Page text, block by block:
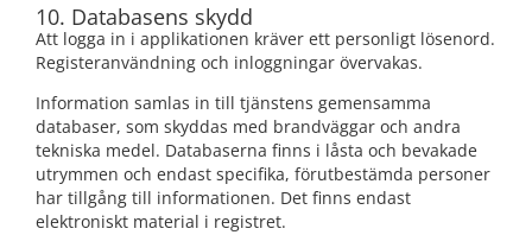
10. Databasens skydd
Att logga in i applikationen kräver ett personligt lösenord.
Registeranvändning och inloggningar övervakas.
Information samlas in till tjänstens gemensamma
databaser, som skyddas med brandväggar och andra
tekniska medel. Databaserna finns i låsta och bevakade
utrymmen och endast specifika, förutbestämda personer
har tillgång till informationen. Det finns endast
elektroniskt material i registret.